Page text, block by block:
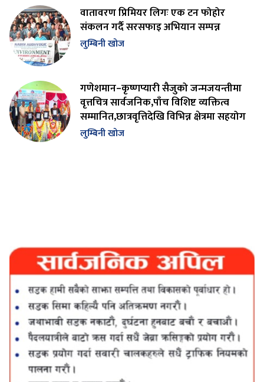
वातावरण प्रिमियर लिगः एक टन फोहोर
संकलन गर्दै सरसफाइ अभियान सम्पन्न
लुम्बिनी खोज
गणेशमान–कृष्णप्यारी सैजुको जन्मजयन्तीमा
वृत्तचित्र सार्वजनिक,पाँच विशिष्ट व्यक्तित्व
सम्मानित,छात्रवृत्तिदेखि विभिन्न क्षेत्रमा सहयोग
लुम्बिनी खोज